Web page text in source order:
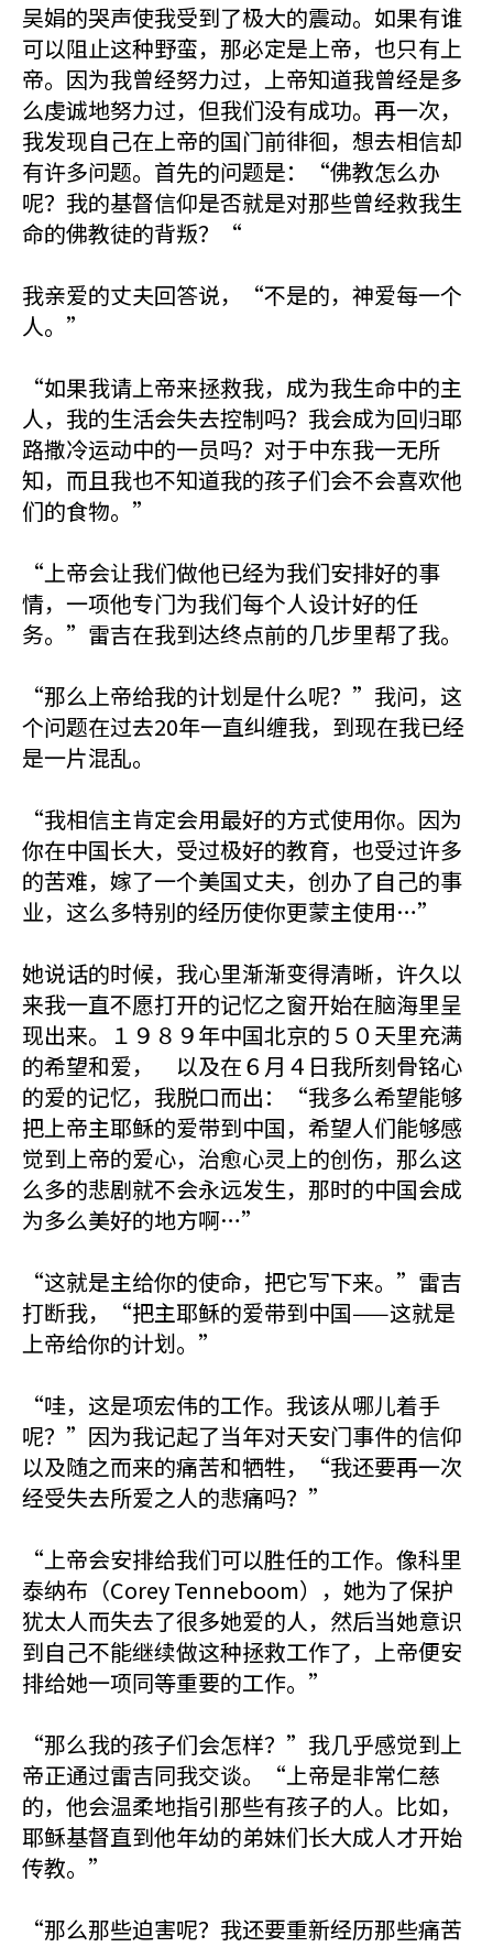
吴娟的哭声使我受到了极大的震动。如果有谁
可以阻止这种野蛮，那必定是上帝，也只有上
帝。因为我曾经努力过，上帝知道我曾经是多
么虔诚地努力过，但我们没有成功。再一次，
我发现自己在上帝的国门前徘徊，想去相信却
有许多问题。首先的问题是：“佛教怎么办
呢？我的基督信仰是否就是对那些曾经救我生
命的佛教徒的背叛？“
我亲爱的丈夫回答说，“不是的，神爱每一个
人。”
“如果我请上帝来拯救我，成为我生命中的主
人，我的生活会失去控制吗？我会成为回归耶
路撒冷运动中的一员吗？对于中东我一无所
知，而且我也不知道我的孩子们会不会喜欢他
们的食物。”
“上帝会让我们做他已经为我们安排好的事
情，一项他专门为我们每个人设计好的任
务。”雷吉在我到达终点前的几步里帮了我。
“那么上帝给我的计划是什么呢？”我问，这
个问题在过去20年一直纠缠我，到现在我已经
是一片混乱。
“我相信主肯定会用最好的方式使用你。因为
你在中国长大，受过极好的教育，也受过许多
的苦难，嫁了一个美国丈夫，创办了自己的事
业，这么多特别的经历使你更蒙主使用…”
她说话的时候，我心里渐渐变得清晰，许久以
来我一直不愿打开的记忆之窗开始在脑海里呈
现出来。１９８９年中国北京的５０天里充满
的希望和爱， 以及在６月４日我所刻骨铭心
的爱的记忆，我脱口而出：“我多么希望能够
把上帝主耶稣的爱带到中国，希望人们能够感
觉到上帝的爱心，治愈心灵上的创伤，那么这
么多的悲剧就不会永远发生，那时的中国会成
为多么美好的地方啊…”
“这就是主给你的使命，把它写下来。”雷吉
打断我，“把主耶稣的爱带到中国——这就是
上帝给你的计划。”
“哇，这是项宏伟的工作。我该从哪儿着手
呢？”因为我记起了当年对天安门事件的信仰
以及随之而来的痛苦和牺牲，“我还要再一次
经受失去所爱之人的悲痛吗？”
“上帝会安排给我们可以胜任的工作。像科里
泰纳布（Corey Tenneboom），她为了保护
犹太人而失去了很多她爱的人，然后当她意识
到自己不能继续做这种拯救工作了，上帝便安
排给她一项同等重要的工作。”
“那么我的孩子们会怎样？”我几乎感觉到上
帝正通过雷吉同我交谈。“上帝是非常仁慈
的，他会温柔地指引那些有孩子的人。比如，
耶稣基督直到他年幼的弟妹们长大成人才开始
传教。”
“那么那些迫害呢？我还要重新经历那些痛苦